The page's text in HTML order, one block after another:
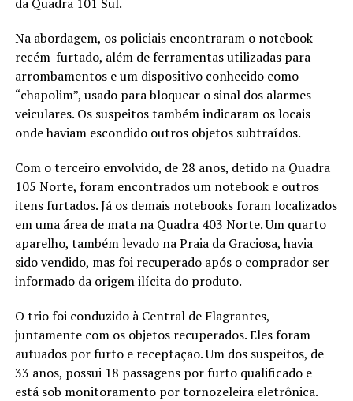
Na abordagem, os policiais encontraram o notebook
recém-furtado, além de ferramentas utilizadas para
arrombamentos e um dispositivo conhecido como
“chapolim”, usado para bloquear o sinal dos alarmes
veiculares. Os suspeitos também indicaram os locais
onde haviam escondido outros objetos subtraídos.
Com o terceiro envolvido, de 28 anos, detido na Quadra
105 Norte, foram encontrados um notebook e outros
itens furtados. Já os demais notebooks foram localizados
em uma área de mata na Quadra 403 Norte. Um quarto
aparelho, também levado na Praia da Graciosa, havia
sido vendido, mas foi recuperado após o comprador ser
informado da origem ilícita do produto.
O trio foi conduzido à Central de Flagrantes,
juntamente com os objetos recuperados. Eles foram
autuados por furto e receptação. Um dos suspeitos, de
33 anos, possui 18 passagens por furto qualificado e
está sob monitoramento por tornozeleira eletrônica.